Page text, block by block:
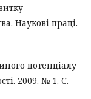
Наукові праці.
потенціалу
2009. № 1. С.